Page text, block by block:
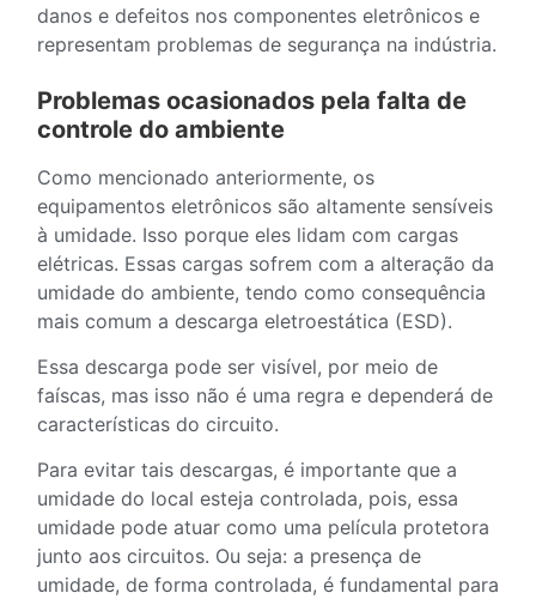
danos e defeitos nos componentes eletrônicos e
representam problemas de segurança na indústria.
Problemas ocasionados pela falta de
controle do ambiente
Como mencionado anteriormente, os
equipamentos eletrônicos são altamente sensíveis
à umidade. Isso porque eles lidam com cargas
elétricas. Essas cargas sofrem com a alteração da
umidade do ambiente, tendo como consequência
mais comum a descarga eletroestática (ESD).
Essa descarga pode ser visível, por meio de
faíscas, mas isso não é uma regra e dependerá de
características do circuito.
Para evitar tais descargas, é importante que a
umidade do local esteja controlada, pois, essa
umidade pode atuar como uma película protetora
junto aos circuitos. Ou seja: a presença de
umidade, de forma controlada, é fundamental para